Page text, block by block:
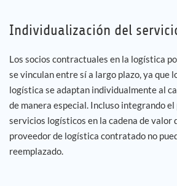
Individualización del
Los socios contractuales en la logística
se vinculan entre sí a largo plazo, ya que
logística se adaptan individualmente al
de manera especial. Incluso integrando
servicios logísticos en la cadena de valor
proveedor de logística contratado no
reemplazado.